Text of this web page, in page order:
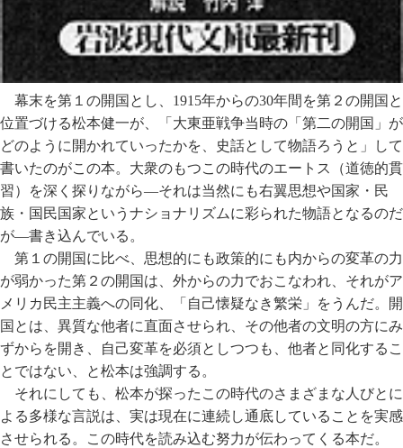
幕末を第１の開国とし、1915年からの30年間を第２の開国と
位置づける松本健一が、「大東亜戦争当時の「第二の開国」が
どのように開かれていったかを、史話として物語ろうと」して
書いたのがこの本。大衆のもつこの時代のエートス（道徳的貫
習）を深く探りながら―それは当然にも右翼思想や国家・民
族・国民国家というナショナリズムに彩られた物語となるのだ
が―書き込んでいる。
第１の開国に比べ、思想的にも政策的にも内からの変革の力
が弱かった第２の開国は、外からの力でおこなわれ、それがア
メリカ民主主義への同化、「自己懐疑なき繁栄」をうんだ。開
国とは、異質な他者に直面させられ、その他者の文明の方にみ
ずからを開き、自己変革を必須としつつも、他者と同化するこ
とではない、と松本は強調する。
それにしても、松本が探ったこの時代のさまざまな人びとに
よる多様な言説は、実は現在に連続し通底していることを実感
させられる。この時代を読み込む努力が伝わってくる本だ。